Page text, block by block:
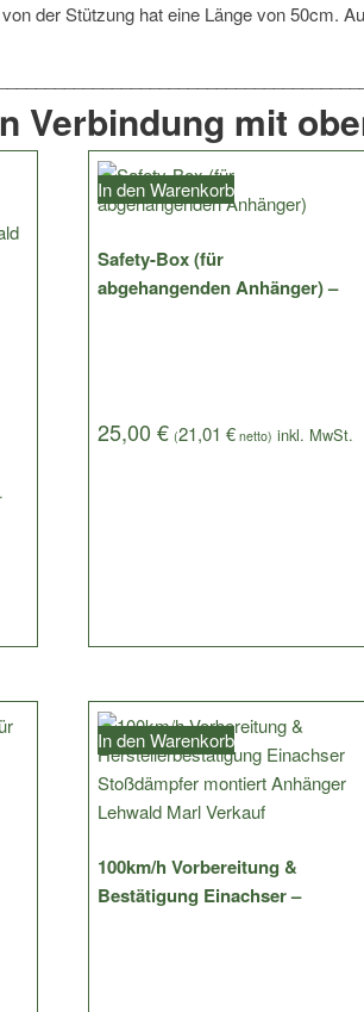
der Stützung hat eine Länge von 50cm.
Verbindung mit
Safety-Box (für
abgehangenden Anhänger) –
25,00€ (21,01€ netto)
In den Warenkorb
100km/h Vorbereitung &
Bestätigung Einachser –
In den Warenkorb